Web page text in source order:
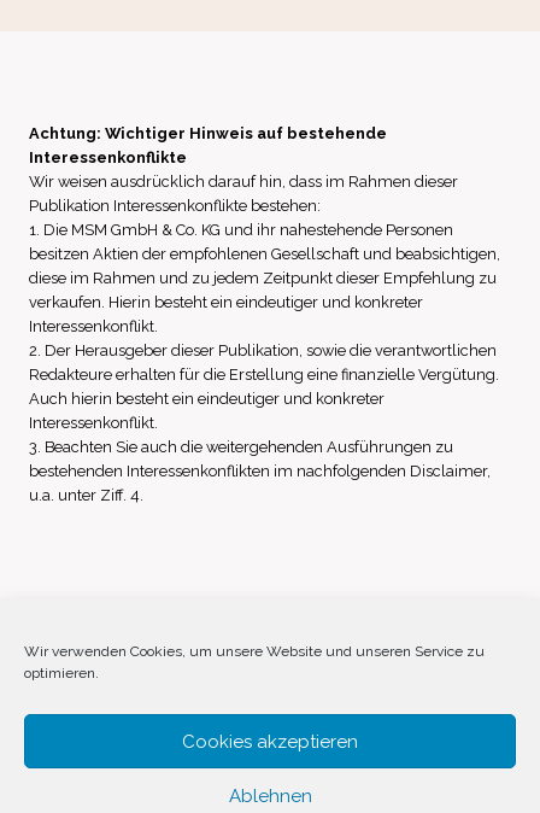
Wir verwenden Cookies, um unsere Website und unseren Service zu
optimieren.
Cookies akzeptieren
Ablehnen
Achtung: Wichtiger Hinweis auf bestehende
Interessenkonflikte
Wir weisen ausdrücklich darauf hin, dass im Rahmen dieser
Publikation Interessenkonflikte bestehen:
1. Die MSM GmbH & Co. KG und ihr nahestehende Personen
besitzen Aktien der empfohlenen Gesellschaft und beabsichtigen,
diese im Rahmen und zu jedem Zeitpunkt dieser Empfehlung zu
verkaufen. Hierin besteht ein eindeutiger und konkreter
Interessenkonflikt.
2. Der Herausgeber dieser Publikation, sowie die verantwortlichen
Redakteure erhalten für die Erstellung eine finanzielle Vergütung.
Auch hierin besteht ein eindeutiger und konkreter
Interessenkonflikt.
3. Beachten Sie auch die weitergehenden Ausführungen zu
bestehenden Interessenkonflikten im nachfolgenden Disclaimer,
u.a. unter Ziff. 4.
Impressum Datenschutz
Disclaimer